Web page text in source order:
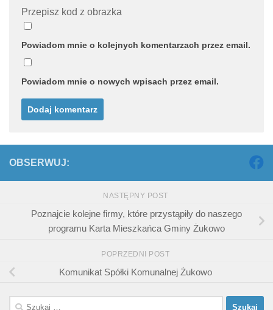
Przepisz kod z obrazka
Powiadom mnie o kolejnych komentarzach przez email.
Powiadom mnie o nowych wpisach przez email.
OBSERWUJ:
NASTĘPNY POST
Poznajcie kolejne firmy, które przystąpiły do naszego
programu Karta Mieszkańca Gminy Żukowo
POPRZEDNI POST
Komunikat Spółki Komunalnej Żukowo
Szukaj: